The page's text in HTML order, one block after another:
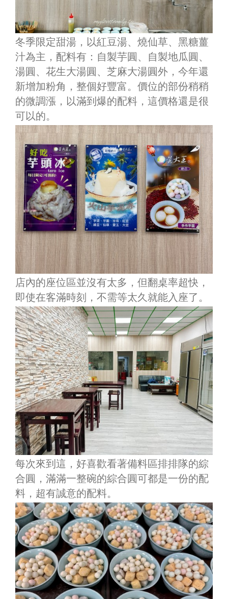
冬季限定甜湯，以紅豆湯、燒仙草、黑糖薑
汁為主，配料有：自製芋圓、自製地瓜圓、
湯圓、花生大湯圓、芝麻大湯圓外，今年還
新增加粉角，整個好豐富。價位的部份稍稍
的微調漲，以滿到爆的配料，這價格還是很
可以的。
店內的座位區並沒有太多，但翻桌率超快，
即使在客滿時刻，不需等太久就能入座了。
每次來到這，好喜歡看著備料區排排隊的綜
合圓，滿滿一整碗的綜合圓可都是一份的配
料，超有誠意的配料。